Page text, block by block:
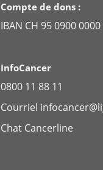
Compte de dons :
IBAN CH 95 0900
InfoCancer
0800 11 88 11
Courriel
Chat Cancerline